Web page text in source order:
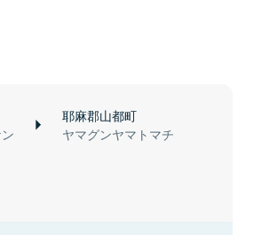
耶麻郡山都町
ヤマグンヤマトマチ